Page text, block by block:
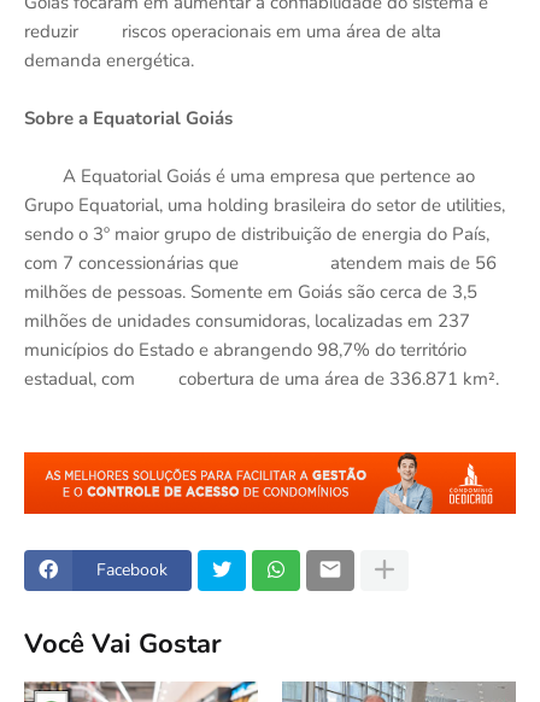
reduzir riscos operacionais em uma área de alta
demanda energética.
Sobre a Equatorial Goiás
A Equatorial Goiás é uma empresa que pertence ao
Grupo Equatorial, uma holding brasileira do setor de utilities,
sendo o 3º maior grupo de distribuição de energia do País,
com 7 concessionárias que atendem mais de 56
milhões de pessoas. Somente em Goiás são cerca de 3,5
milhões de unidades consumidoras, localizadas em 237
municípios do Estado e abrangendo 98,7% do território
estadual, com cobertura de uma área de 336.871 km².
Facebook
Você Vai Gostar